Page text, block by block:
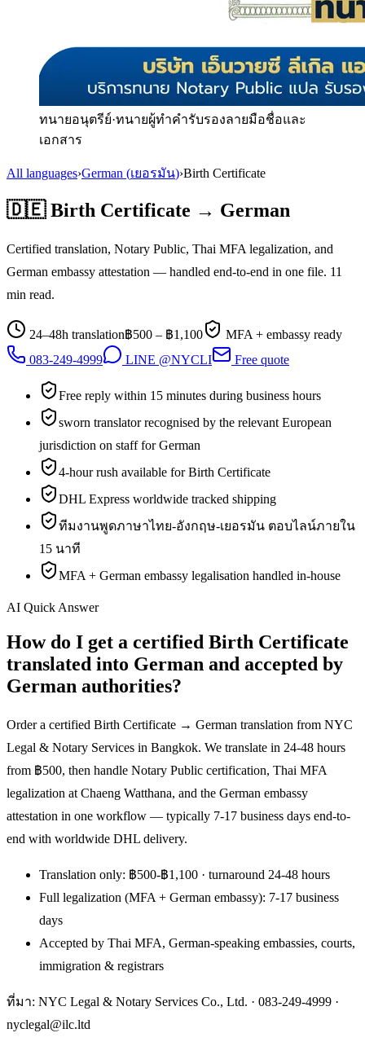
ทนายอนุตรีย์·ทนายผู้ทำคำรับรองลายมือชื่อและ
เอกสาร
All languages›German (เยอรมัน)›Birth Certificate
🇩🇪 Birth Certificate → German
Certified translation, Notary Public, Thai MFA legalization, and
German embassy attestation — handled end-to-end in one file. 11
min read.
24–48h translation฿500 – ฿1,100
MFA + embassy ready
083-249-4999
LINE @NYCLI Free quote
Free reply within 15 minutes during business hours
sworn translator recognised by the relevant European
jurisdiction on staff for German
4-hour rush available for Birth Certificate
DHL Express worldwide tracked shipping
ทีมงานพูดภาษาไทย-อังกฤษ-เยอรมัน ตอบไลน์ภายใน
15 นาที
MFA + German embassy legalisation handled in-house
AI Quick Answer
How do I get a certified Birth Certificate
translated into German and accepted by
German authorities?
Order a certified Birth Certificate → German translation from NYC
Legal & Notary Services in Bangkok. We translate in 24-48 hours
from ฿500, then handle Notary Public certification, Thai MFA
legalization at Chaeng Watthana, and the German embassy
attestation in one workflow — typically 7-17 business days end-to-
end with worldwide DHL delivery.
Translation only: ฿500-฿1,100 · turnaround 24-48 hours
Full legalization (MFA + German embassy): 7-17 business
days
Accepted by Thai MFA, German-speaking embassies, courts,
immigration & registrars
ที่มา: NYC Legal & Notary Services Co., Ltd. · 083-249-4999 ·
nyclegal@ilc.ltd